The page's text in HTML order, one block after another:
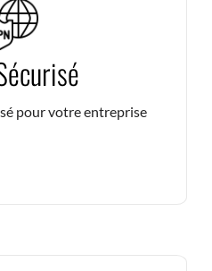
pour votre entreprise
et assurez un accès distant
applications, où que vous